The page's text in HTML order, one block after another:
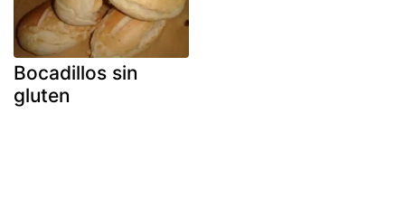
Bocadillos sin
gluten